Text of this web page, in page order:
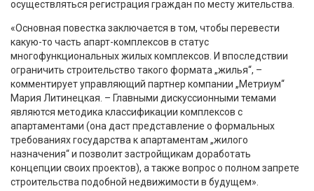
осуществляться регистрация граждан по месту жительства.
«Основная повестка заключается в том, чтобы перевести
какую-то часть апарт-комплексов в статус
многофункциональных жилых комплексов. И впоследствии
ограничить строительство такого формата „жилья“, –
комментирует управляющий партнер компании „Метриум“
Мария Литинецкая. – Главными дискуссионными темами
являются методика классификации комплексов с
апартаментами (она даст представление о формальных
требованиях государства к апартаментам „жилого
назначения“ и позволит застройщикам доработать
концепции своих проектов), а также вопрос о полном запрете
строительства подобной недвижимости в будущем».